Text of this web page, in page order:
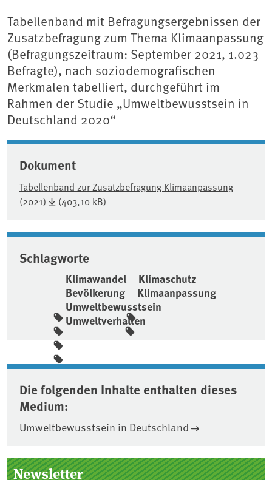
Tabellenband mit Befragungsergebnissen der
Zusatzbefragung zum Thema Klimaanpassung
(Befragungszeitraum: September 2021, 1.023
Befragte), nach soziodemografischen
Merkmalen tabelliert, durchgeführt im
Rahmen der Studie „Umweltbewusstsein in
Deutschland 2020“
Dokument
Tabellenband zur Zusatzbefragung Klimaanpassung
(2021)
(403,10 kB)
Schlagworte
Klimawandel
Klimaschutz
Bevölkerung
Klimaanpassung
Umweltbewusstsein
Umweltverhalten
Die folgenden Inhalte enthalten dieses
Medium:
Umweltbewusstsein in Deutschland
Seitenleiste
Newsletter